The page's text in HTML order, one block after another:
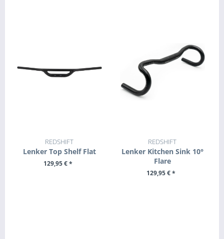
REDSHIFT
Lenker Top Shelf Flat
129,95 € *
REDSHIFT
Lenker Kitchen Sink 10°
Flare
129,95 € *